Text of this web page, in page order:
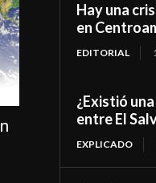
Hay una
en
EDITORIAL
¿Existió
entre El
EXPLICADO